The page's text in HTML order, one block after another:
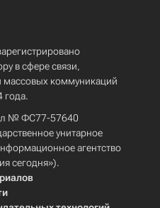
в сфере связи,
коммуникаций
года.
№ ФС77-57640
унитарное
агентство
сегодня»).